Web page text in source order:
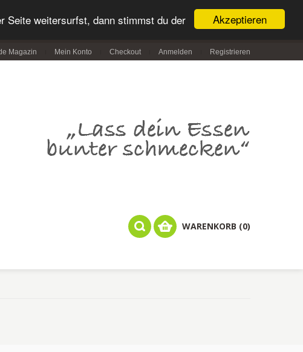
Akzeptieren
Seite weitersurfst, dann stimmst du der
Magazin Mein Konto Checkout Anmelden Registrieren
WARENKORB (0)